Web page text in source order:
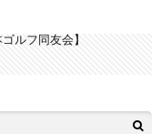
ルフ同友会】